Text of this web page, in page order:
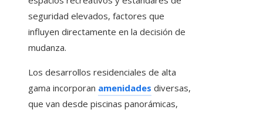
seguridad elevados, factores que
influyen directamente en la decisión de
mudanza.
Los desarrollos residenciales de alta
gama incorporan amenidades diversas,
que van desde piscinas panorámicas,